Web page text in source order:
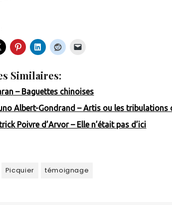
Similaires:
– Baguettes chinoises
Albert-Gondrand – Artis ou les tribulations
Poivre d’Arvor – Elle n’était pas d’ici
Picquier témoignage